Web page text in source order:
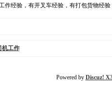
作经验，有开叉车经验，有打包货物经
机工作
Powered by Discuz!